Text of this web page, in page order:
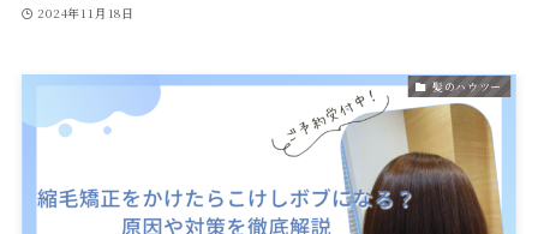
2024年11月18日
髪のハウツー